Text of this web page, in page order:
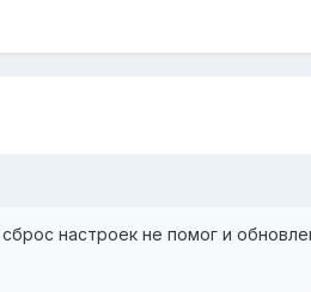
настроек не помог и